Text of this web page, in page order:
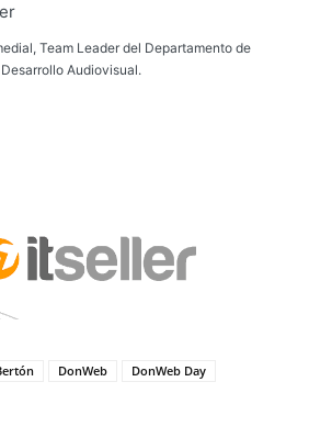
Team Leader del Departamento de
Audiovisual.
DonWeb
DonWeb Day